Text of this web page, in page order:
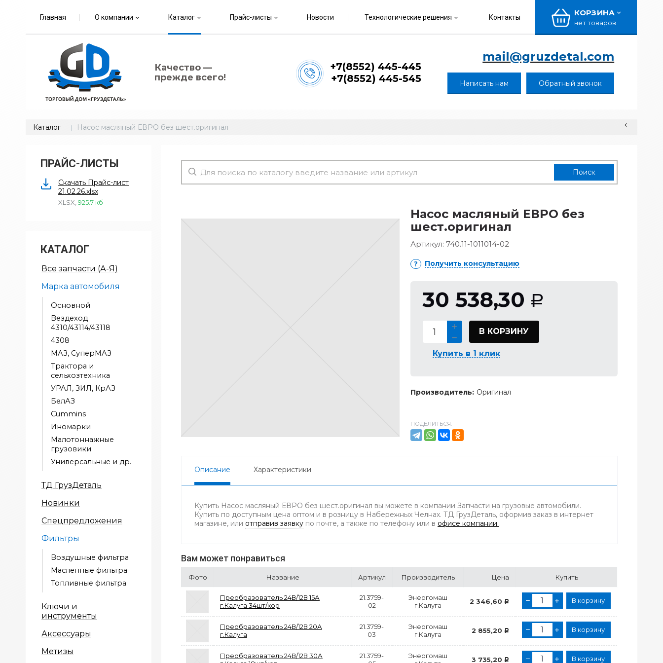
Главная О компании Каталог Прайс-листы Новости Технологические решения Контакты КОРЗИНА
нет товаров
Качество —
прежде всего!
+7(8552) 445-445
+7(8552) 445-545
mail@gruzdetal.com
Написать нам Обратный звонок
Каталог Насос масляный ЕВРО без шест.оригинал
ПРАЙС-ЛИСТЫ
Скачать Прайс-лист
21.02.26.xlsx
XLSX 925.7 кб
КАТАЛОГ
Все запчасти (А-Я)
Марка автомобиля
Основной
Вездеход
4310/43114/43118
4308
МАЗ, СуперМАЗ
Трактора и
сельхозтехника
УРАЛ, ЗИЛ, КрАЗ
БелАЗ
Cummins
Иномарки
Малотоннажные
грузовики
Универсальные и др.
ТД ГрузДеталь
Новинки
Спецпредложения
Фильтры
Воздушные фильтра
Масленные фильтра
Топливные фильтра
Ключи и
инструменты
Аксессуары
Метизы
Насос масляный ЕВРО без
шест.оригинал
Артикул: 740.11-1011014-02
Получить консультацию
30 538,30 Р
В КОРЗИНУ
Купить в 1 клик
Производитель: Оригинал
ПОДЕЛИТЬСЯ:
Описание Характеристики
Купить Насос масляный ЕВРО без шест.оригинал вы можете в компании Запчасти на грузовые автомобили.
Купить по доступным цена оптом и в розницу в Набережных Челнах. ТД ГрузДеталь, оформив заказ в интернет
магазине, или отправив заявку по почте, а также по телефону или в офисе компании .
Вам может понравиться
Фото Название Артикул Производитель Цена Купить
Преобразователь 24В/12В 15А
г.Калуга 34шт/кор
21.3759-
02
Энергомаш
г.Калуга
2 346,60 Р В корзину
Преобразователь 24В/12В 20А
г.Калуга
21.3759-
03
Энергомаш
г.Калуга
2 855,20 Р В корзину
Преобразователь 24В/12В 30А
21.3759-
Энергомаш
3 735,20 Р В корзину